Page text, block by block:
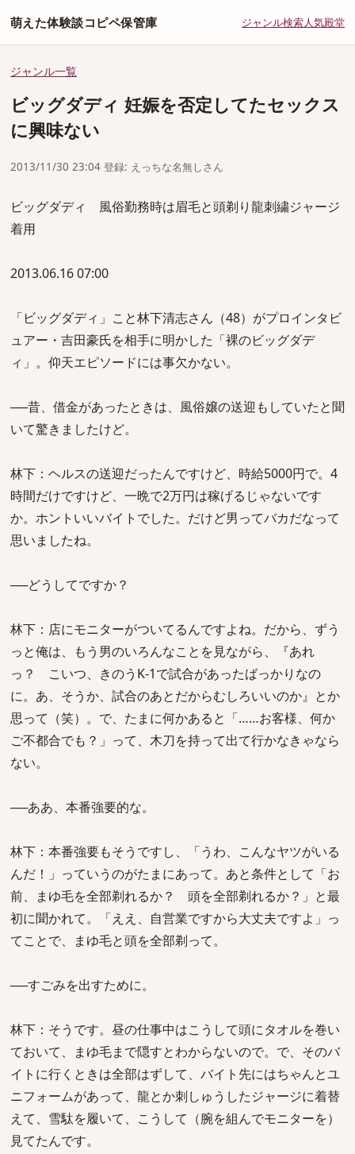
萌えた体験談コピペ保管庫 ジャンル検索人気殿堂
ジャンル一覧
ビッグダディ 妊娠を否定してたセックス
に興味ない
2013/11/30 23:04 登録: えっちな名無しさん
ビッグダディ 風俗勤務時は眉毛と頭剃り龍刺繍ジャージ
着用
2013.06.16 07:00
「ビッグダディ」こと林下清志さん（48）がプロインタビ
ュアー・吉田豪氏を相手に明かした「裸のビッグダデ
ィ」。仰天エピソードには事欠かない。
──昔、借金があったときは、風俗嬢の送迎もしていたと聞
いて驚きましたけど。
林下：ヘルスの送迎だったんですけど、時給5000円で。4
時間だけですけど、一晩で2万円は稼げるじゃないです
か。ホントいいバイトでした。だけど男ってバカだなって
思いましたね。
──どうしてですか？
林下：店にモニターがついてるんですよね。だから、ずう
っと俺は、もう男のいろんなことを見ながら、『あれ
っ？ こいつ、きのうK-1で試合があったばっかりなの
に。あ、そうか、試合のあとだからむしろいいのか』とか
思って（笑）。で、たまに何かあると「……お客様、何か
ご不都合でも？」って、木刀を持って出て行かなきゃなら
ない。
──ああ、本番強要的な。
林下：本番強要もそうですし、「うわ、こんなヤツがいる
んだ！」っていうのがたまにあって。あと条件として「お
前、まゆ毛を全部剃れるか？ 頭を全部剃れるか？」と最
初に聞かれて。「ええ、自営業ですから大丈夫ですよ」っ
てことで、まゆ毛と頭を全部剃って。
──すごみを出すために。
林下：そうです。昼の仕事中はこうして頭にタオルを巻い
ておいて、まゆ毛まで隠すとわからないので。で、そのバ
イトに行くときは全部はずして、バイト先にはちゃんとユ
ニフォームがあって、龍とか刺しゅうしたジャージに着替
えて、雪駄を履いて、こうして（腕を組んでモニターを）
見てたんです。